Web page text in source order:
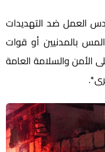
العمل ضد التهديدات
بالمدنيين أو قوات
والسلامة العامة